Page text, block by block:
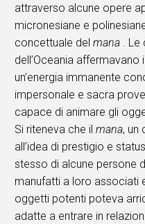
IT
attraverso alcune opere
micronesiane e
concettuale del mana . Le
dell’Oceania
un’energia immanente
impersonale e sacra
capace di animare gli
Si riteneva che il mana, un
all’idea di prestigio e
stesso di alcune persone
manufatti a loro associati
oggetti potenti poteva
adatte a entrare in